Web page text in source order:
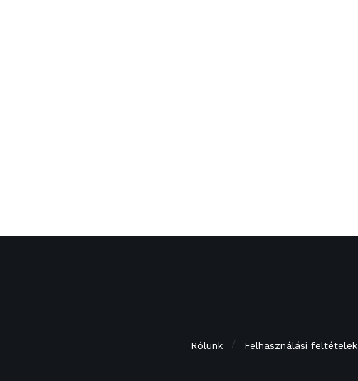
Rólunk Felhasználási feltételek